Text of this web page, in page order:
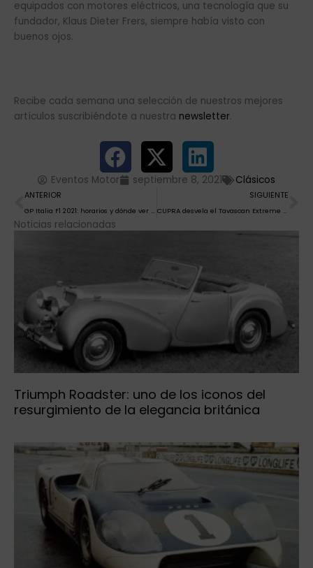
equipados con motores eléctricos, una tecnología que su
fundador, Klaus Dieter Frers, siempre había visto con
buenos ojos.
Recibe cada semana una selección de nuestros mejores
artículos suscribiéndote a nuestra newsletter.
Eventos Motor septiembre 8, 2021 Clásicos
Ant
ANTERIOR
GP Italia F1 2021: horarios y dónde ver el Gran Premio
SIGUIENTE
CUPRA desvela el Tavascan Extreme E Concept
Noticias relacionadas
Triumph Roadster: uno de los iconos del
resurgimiento de la elegancia británica